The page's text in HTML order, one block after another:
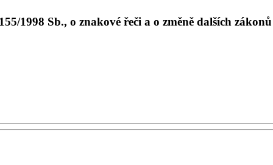
1998 Sb., o znakové řeči a o změně dalších